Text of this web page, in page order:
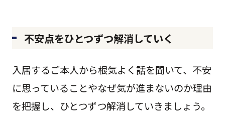
不安点をひとつずつ解消していく
入居するご本人から根気よく話を聞いて、不安
に思っていることやなぜ気が進まないのか理由
を把握し、ひとつずつ解消していきましょう。